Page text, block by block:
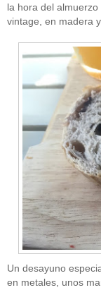
la hora del
vintage, en madera
Un desayuno
en metales, unos